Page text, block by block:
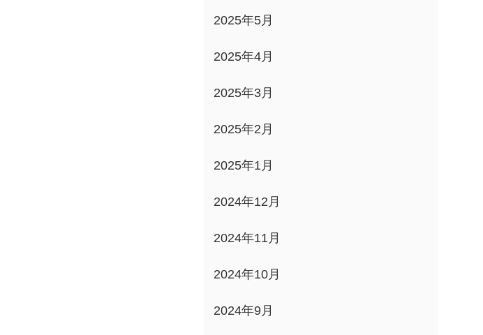
2025年5月
2025年4月
2025年3月
2025年2月
2025年1月
2024年12月
2024年11月
2024年10月
2024年9月